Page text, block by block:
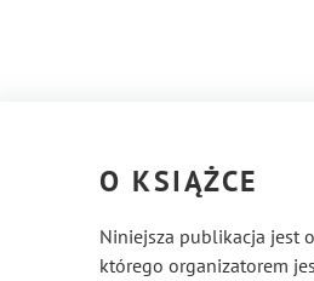
O KSIĄŻCE
Niniejsza publikacja jest
którego organizatorem